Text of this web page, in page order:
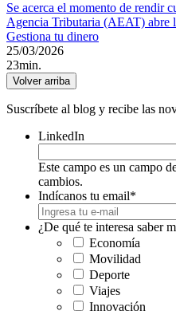
Se acerca el momento de rendir
Agencia Tributaria (AEAT) abre
Gestiona tu dinero
25/03/2026
23min.
Volver arriba
Suscríbete al blog y recibe las
LinkedIn
Este campo es un campo
cambios.
Indícanos tu email*
¿De qué te interesa saber
Economía
Movilidad
Deporte
Viajes
Innovación